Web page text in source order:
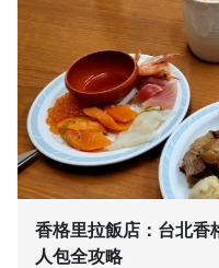
香格里拉飯店：台北香
人包全攻略